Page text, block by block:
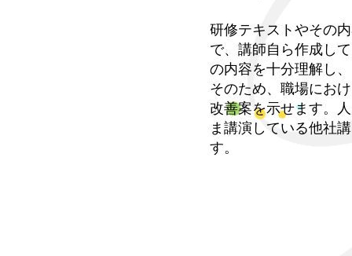
研修テキストやその
で、講師自ら作成し
の内容を十分理解し
そのため、職場にお
改善案を示せます。
ま講演している他社
す。